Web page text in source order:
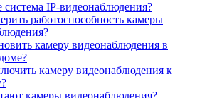
система IP-видеонаблюдения?
работоспособность камеры
камеру видеонаблюдения в
камеру видеонаблюдения к
камеры видеонаблюдения?